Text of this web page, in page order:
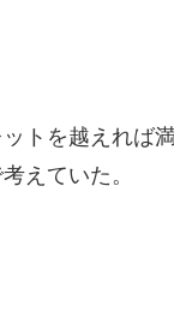
トを越えれば
えていた。